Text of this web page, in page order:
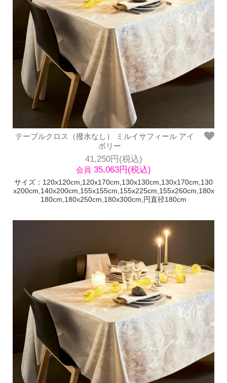
テーブルクロス（撥水なし） ミルイサフィール アイ
ボリー
41,250円(税込)
会員 35,063円(税込)
サイズ：120x120cm,120x170cm,130x130cm,130x170cm,130
x200cm,140x200cm,155x155cm,155x225cm,155x260cm,180x
180cm,180x250cm,180x300cm,円直径180cm